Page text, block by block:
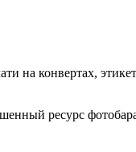
на конвертах,
ресурс